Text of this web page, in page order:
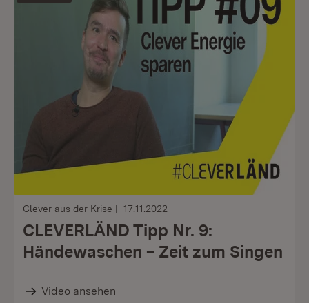
Clever aus der Krise 17.11.2022
CLEVERLÄND Tipp Nr. 9:
Händewaschen – Zeit zum Singen
Video ansehen